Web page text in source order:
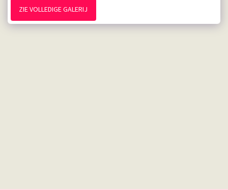
ZIE VOLLEDIGE GALERIJ